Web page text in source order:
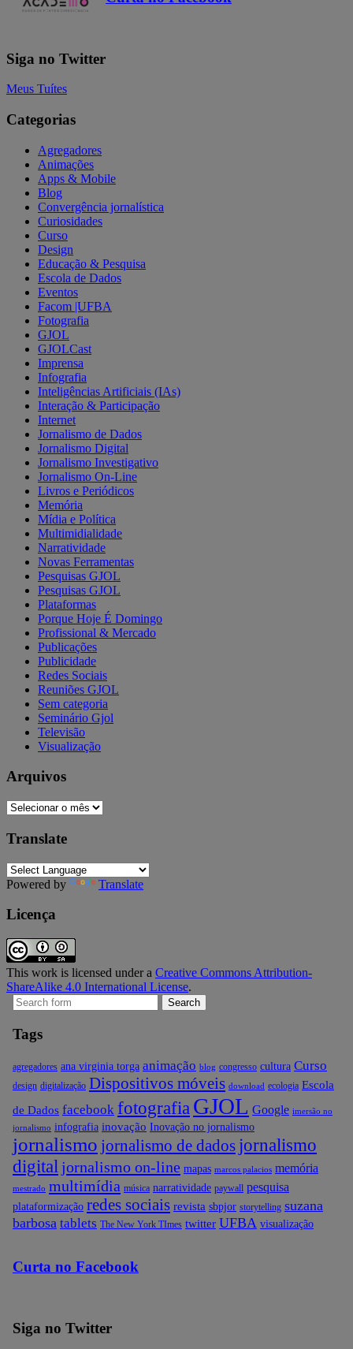
Siga no Twitter
Meus Tuítes
Categorias
Agregadores
Animações
Apps & Mobile
Blog
Convergência jornalística
Curiosidades
Curso
Design
Educação & Pesquisa
Escola de Dados
Eventos
Facom |UFBA
Fotografia
GJOL
GJOLCast
Imprensa
Infografia
Inteligências Artificiais (IAs)
Interação & Participação
Internet
Jornalismo de Dados
Jornalismo Digital
Jornalismo Investigativo
Jornalismo On-Line
Livros e Periódicos
Memória
Mídia e Política
Multimidialidade
Narratividade
Novas Ferramentas
Pesquisas GJOL
Pesquisas GJOL
Plataformas
Porque Hoje É Domingo
Profissional & Mercado
Publicações
Publicidade
Redes Sociais
Reuniões GJOL
Sem categoria
Seminário Gjol
Televisão
Visualização
Arquivos
Arquivos
Translate
Powered by Translate
Licença
This work is licensed under a Creative Commons Attribution-
ShareAlike 4.0 International License.
Search
for:
Tags
agregadores ana virginia torga animação blog congresso cultura Curso
design digitalização Dispositivos móveis download ecologia Escola
de Dados facebook fotografia GJOL Google imersão no
jornalismo infografia inovação Inovação no jornalismo
jornalismo jornalismo de dados jornalismo
digital jornalismo on-line mapas marcos palacios memória
mestrado multimídia música narratividade paywall pesquisa
plataformização redes sociais revista sbpjor storytelling suzana
barbosa tablets The New York TImes twitter UFBA visualização
Curta no Facebook
Siga no Twitter